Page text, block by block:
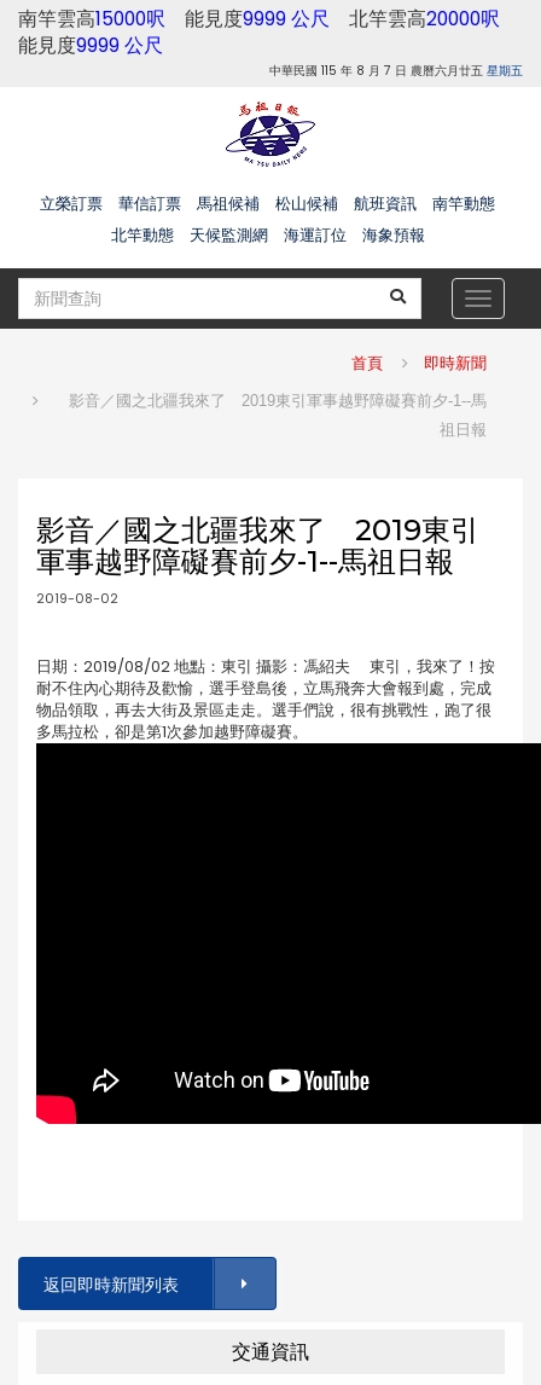
南竿雲高15000呎 能見度9999 公尺 北竿雲高20000呎
能見度9999 公尺
中華民國 115 年 8 月 7 日 農曆六月廿五 星期五
立榮訂票 華信訂票 馬祖候補 松山候補 航班資訊
南竿動態
北竿動態
天候監測網 海運訂位 海象預報
Toggle
首頁 即時新聞
影音／國之北疆我來了 2019東引軍事越野障礙賽前夕-1--馬
祖日報
影音／國之北疆我來了 2019東引
軍事越野障礙賽前夕-1--馬祖日報
2019-08-02
日期：2019/08/02 地點：東引 攝影：馮紹夫 東引，我來了！按
耐不住內心期待及歡愉，選手登島後，立馬飛奔大會報到處，完成
物品領取，再去大街及景區走走。選手們說，很有挑戰性，跑了很
多馬拉松，卻是第1次參加越野障礙賽。
返回即時新聞列表
交通資訊